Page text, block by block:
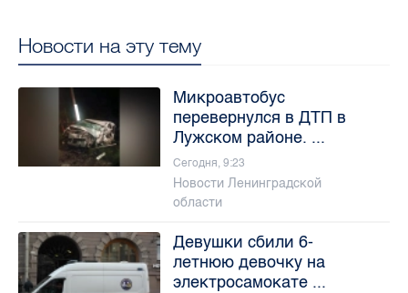
Новости на эту тему
Микроавтобус
перевернулся в ДТП в
Лужском районе. ...
Сегодня, 9:23
Новости Ленинградской
области
Девушки сбили 6-
летнюю девочку на
электросамокате ...